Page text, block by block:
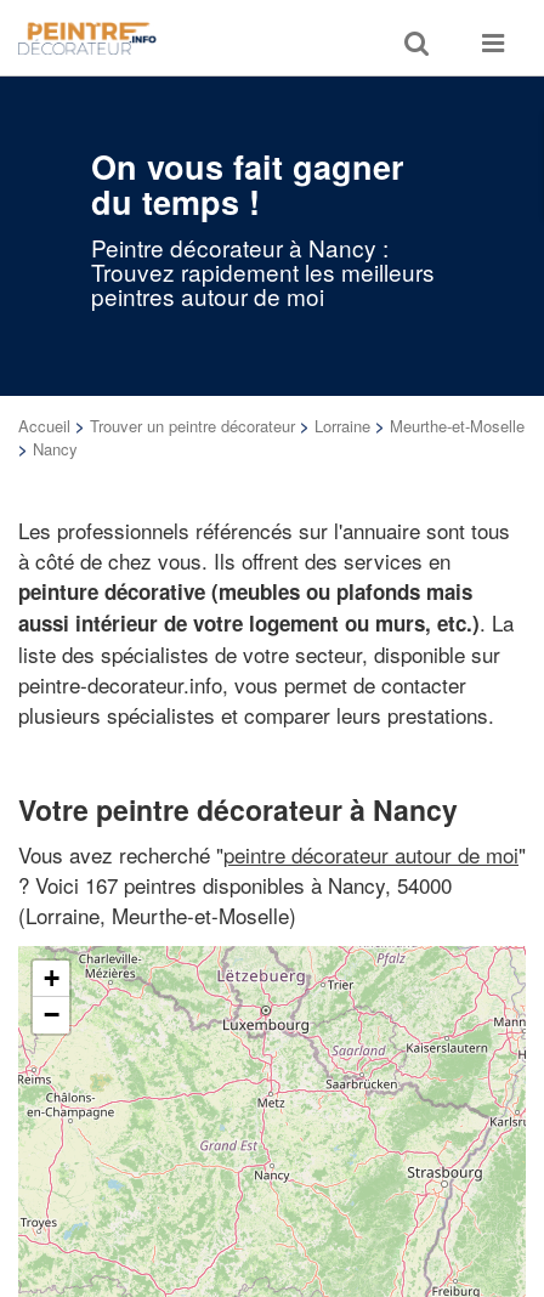
Toggle
search
Toggle
On vous fait gagner
du temps !
Peintre décorateur à Nancy :
Trouvez rapidement les meilleurs
peintres autour de moi
Accueil > Trouver un peintre décorateur > Lorraine > Meurthe-et-Moselle
> Nancy
Les professionnels référencés sur l'annuaire sont tous
à côté de chez vous. Ils offrent des services en
peinture décorative (meubles ou plafonds mais
aussi intérieur de votre logement ou murs, etc.). La
liste des spécialistes de votre secteur, disponible sur
peintre-decorateur.info, vous permet de contacter
plusieurs spécialistes et comparer leurs prestations.
Votre peintre décorateur à Nancy
Vous avez recherché "peintre décorateur autour de moi"
? Voici 167 peintres disponibles à Nancy, 54000
(Lorraine, Meurthe-et-Moselle)
+
−